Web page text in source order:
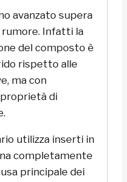
avanzato supera
rumore. Infatti la
del composto è
rispetto alle
ma con
di
utilizza inserti in
completamente
principale dei